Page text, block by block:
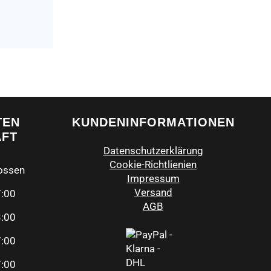
KUNDENINFORMATIONEN
Datenschutzerklärung
Cookie-Richtlienien
Impressum
Versand
AGB